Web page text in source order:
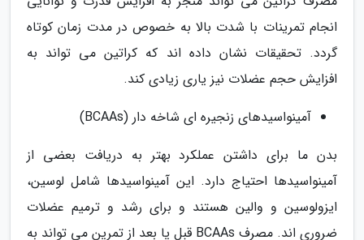
انجام تمرینات با شدت بالا به خصوص در مدت زمان کوتاه
گردد. تحقیقات نشان داده اند که کراتین می تواند به
افزایش حجم عضلات نیز یاری زیادی کند.
آمینواسیدهای زنجیره ای شاخه دار (BCAAs)
بدن ما برای داشتن عملکرد بهتر به دریافت بعضی از
آمینواسیدها احتیاج دارد. این آمینواسیدها شامل لوسین،
ایزولوسین و والین هستند و برای رشد و ترمیم عضلات
ضروری اند. مصرف BCAAs قبل یا بعد از تمرین می تواند به